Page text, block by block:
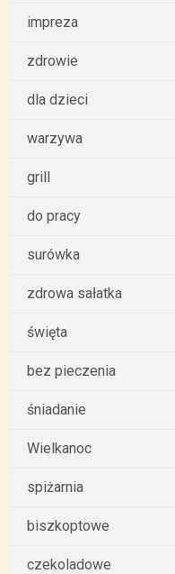
impreza
zdrowie
dla dzieci
warzywa
grill
do pracy
surówka
zdrowa sałatka
święta
bez pieczenia
śniadanie
Wielkanoc
spiżarnia
biszkoptowe
czekoladowe